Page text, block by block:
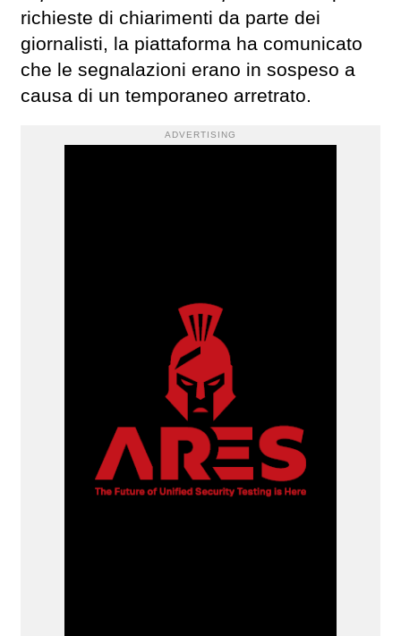
richieste di chiarimenti da parte dei
giornalisti, la piattaforma ha comunicato
che le segnalazioni erano in sospeso a
causa di un temporaneo arretrato.
ADVERTISING